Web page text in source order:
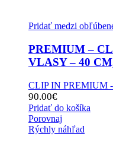
Pridať medzi
PREMIUM –
VLASY – 40
CLIP IN PREMIUM
90.00€
Pridať do košíka
Porovnaj
Rýchly náhľad